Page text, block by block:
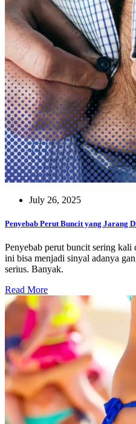
July 26, 2025
Penyebab Perut Buncit yang Jarang
Penyebab perut buncit sering kali
ini bisa menjadi sinyal adanya
serius. Banyak.
Read More